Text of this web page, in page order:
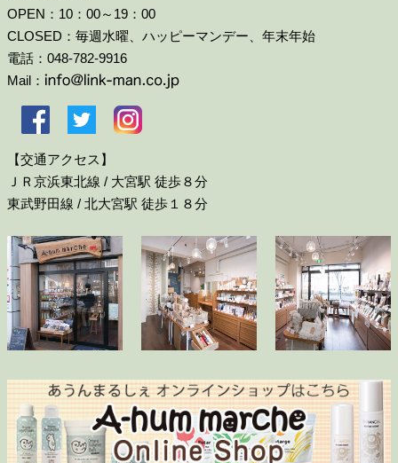
OPEN：10：00～19：00
CLOSED：毎週水曜、ハッピーマンデー、年末年始
電話：048-782-9916
Mail：
【交通アクセス】
ＪＲ京浜東北線 / 大宮駅 徒歩８分
東武野田線 / 北大宮駅 徒歩１８分